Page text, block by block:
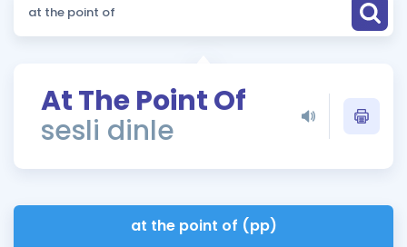
Puan Hesaplama
ÖSYM Sınav Takvimi
Kampanyalar
İngilizce Gramer
At The Point Of
sesli dinle
at the point of (pp)